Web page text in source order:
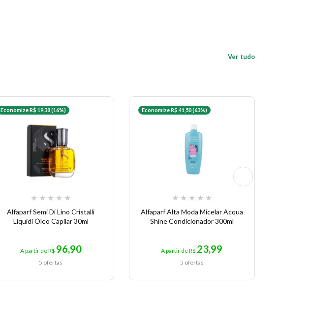
Ver tudo
Economize R$ 19,38 (16%)
★ ★ ★ ★ ★
Alfaparf Semi Di Lino Cristalli
Liquidi Óleo Capilar 30ml
A partir de R$ 96,90
5 ofertas
Economize R$ 41,50 (63%)
★ ★ ★ ★ ★
Alfaparf Alta Moda Micelar Acqua
Shine Condicionador 300ml
A partir de R$ 23,99
5 ofertas